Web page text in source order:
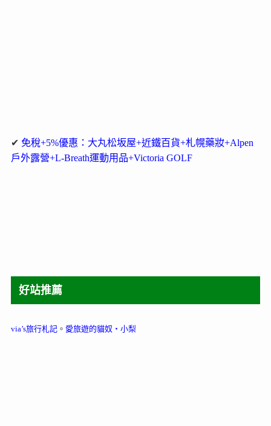
✔ 免稅+5%優惠：大丸松坂屋+近鐵百貨+札幌藥妝+Alpen
戶外露營+L-Breath運動用品+Victoria GOLF
好站推薦
via’s旅行札記。 愛旅遊的貓奴‧小梨